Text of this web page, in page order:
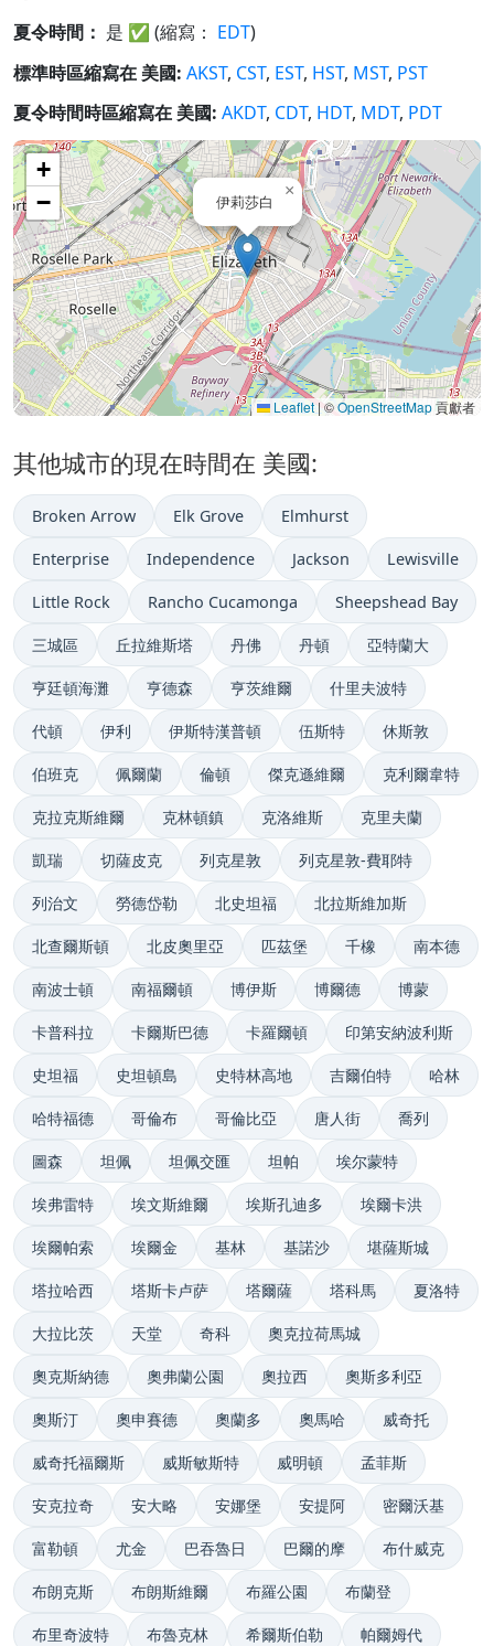
夏令時間： 是 ✅ (縮寫： EDT)
標準時區縮寫在 美國: AKST, CST, EST, HST, MST, PST
夏令時間時區縮寫在 美國: AKDT, CDT, HDT, MDT, PDT
伊莉莎白
×
+
−
Leaflet |©OpenStreetMap貢獻者
其他城市的現在時間在 美國:
Broken Arrow Elk Grove Elmhurst
Enterprise Independence Jackson Lewisville
Little Rock Rancho Cucamonga Sheepshead Bay
三城區 丘拉維斯塔 丹佛 丹頓 亞特蘭大
亨廷頓海灘 亨德森 亨茨維爾 什里夫波特
代頓 伊利 伊斯特漢普頓 伍斯特 休斯敦
伯班克 佩爾蘭 倫頓 傑克遜維爾 克利爾韋特
克拉克斯維爾 克林頓鎮 克洛維斯 克里夫蘭
凱瑞 切薩皮克 列克星敦 列克星敦-費耶特
列治文 勞德岱勒 北史坦福 北拉斯維加斯
北查爾斯頓 北皮奧里亞 匹茲堡 千橡 南本德
南波士頓 南福爾頓 博伊斯 博爾德 博蒙
卡普科拉 卡爾斯巴德 卡羅爾頓 印第安納波利斯
史坦福 史坦頓島 史特林高地 吉爾伯特 哈林
哈特福德 哥倫布 哥倫比亞 唐人街 喬列
圖森 坦佩 坦佩交匯 坦帕 埃尔蒙特
埃弗雷特 埃文斯維爾 埃斯孔迪多 埃爾卡洪
埃爾帕索 埃爾金 基林 基諾沙 堪薩斯城
塔拉哈西 塔斯卡卢萨 塔爾薩 塔科馬 夏洛特
大拉比茨 天堂 奇科 奧克拉荷馬城
奧克斯納德 奧弗蘭公園 奧拉西 奧斯多利亞
奧斯汀 奧申賽德 奧蘭多 奧馬哈 威奇托
威奇托福爾斯 威斯敏斯特 威明頓 孟菲斯
安克拉奇 安大略 安娜堡 安提阿 密爾沃基
富勒頓 尤金 巴吞魯日 巴爾的摩 布什威克
布朗克斯 布朗斯維爾 布羅公園 布蘭登
布里奇波特 布魯克林 希爾斯伯勒 帕爾姆代